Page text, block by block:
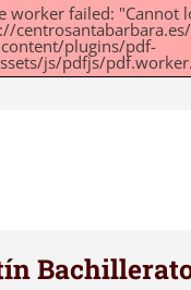
worker failed: "Cannot
content/plugins/pdf-
js/pdfjs/